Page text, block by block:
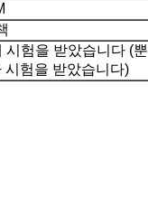
시험을 받았습니다 (뿐
시험을 받았습니다)